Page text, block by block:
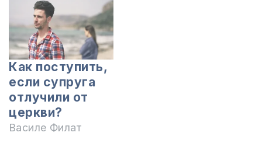
Как поступить,
если супруга
отлучили от
церкви?
Василе Филат